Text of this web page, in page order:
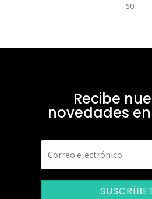
$0
Recibe
novedades